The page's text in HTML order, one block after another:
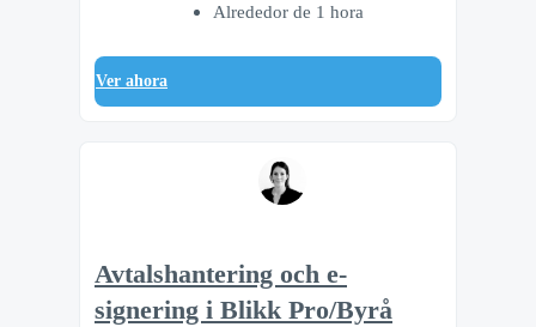
Alrededor de 1 hora
Ver ahora
Avtalshantering och e-
signering i Blikk Pro/Byrå